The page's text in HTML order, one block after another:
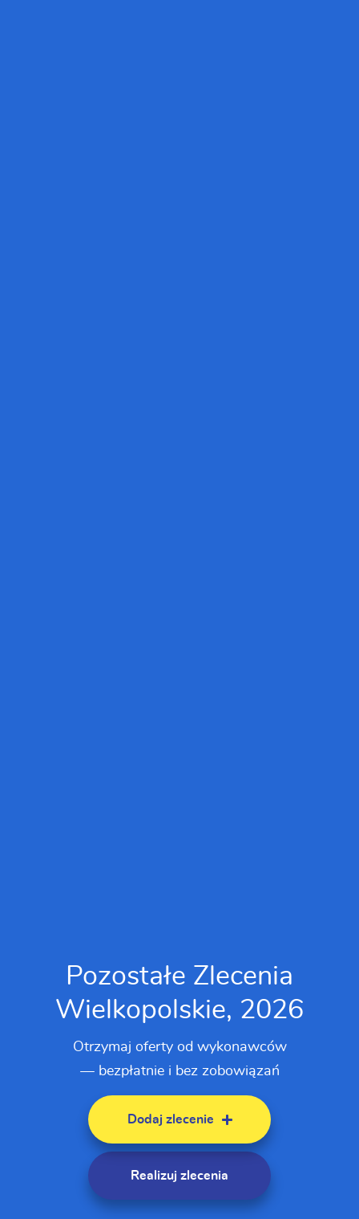
Pozostałe Zlecenia
Wielkopolskie, 2026
Otrzymaj oferty od wykonawców
— bezpłatnie i bez zobowiązań
Dodaj zlecenie
Realizuj zlecenia